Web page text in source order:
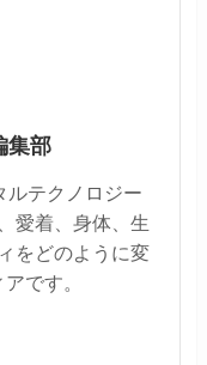
集部
ルテクノロジー
愛着、身体、生
をどのように変
です。